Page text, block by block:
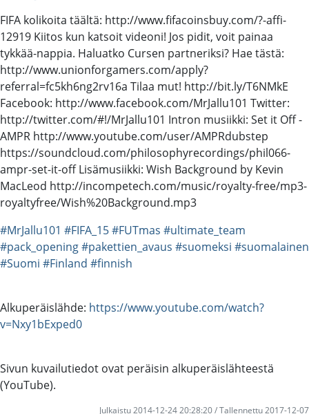
FIFA kolikoita täältä: http://www.fifacoinsbuy.com/?-affi-
12919 Kiitos kun katsoit videoni! Jos pidit, voit painaa
tykkää-nappia. Haluatko Cursen partneriksi? Hae tästä:
http://www.unionforgamers.com/apply?
referral=fc5kh6ng2rv16a Tilaa mut! http://bit.ly/T6NMkE
Facebook: http://www.facebook.com/MrJallu101 Twitter:
http://twitter.com/#!/MrJallu101 Intron musiikki: Set it Off -
AMPR http://www.youtube.com/user/AMPRdubstep
https://soundcloud.com/philosophyrecordings/phil066-
ampr-set-it-off Lisämusiikki: Wish Background by Kevin
MacLeod http://incompetech.com/music/royalty-free/mp3-
royaltyfree/Wish%20Background.mp3
#MrJallu101 #FIFA_15#FUTmas #ultimate_team
#pack_opening#pakettien_avaus #suomeksi #suomalainen
#Suomi #Finland #finnish
Alkuperäislähde: https://www.youtube.com/watch?
v=Nxy1bExped0
Sivun kuvailutiedot ovat peräisin alkuperäislähteestä
(YouTube).
Julkaistu 2014-12-24 20:28:20 / Tallennettu 2017-12-07